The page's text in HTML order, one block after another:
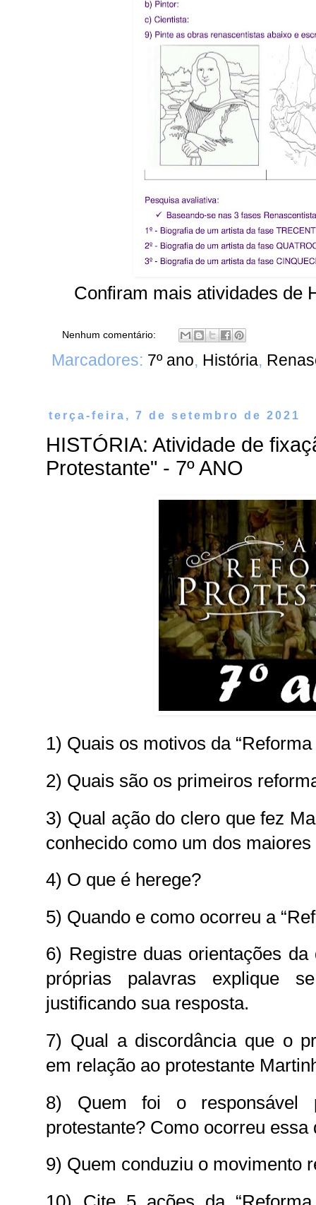
Confiram mais atividades de
Nenhum comentário:
Marcadores: 7º ano, História,
terça-feira, 7 de setembro de 2021
HISTÓRIA: Atividade de
Protestante" - 7º ANO
1) Quais os motivos da
2) Quais são os primeiros
3) Qual ação do clero que fez
conhecido como um dos
4) O que é herege?
5) Quando e como ocorreu a
6) Registre duas orientações
próprias palavras explique
justificando sua resposta.
7) Qual a discordância que o
em relação ao protestante
8) Quem foi o responsável
protestante? Como ocorreu essa
9) Quem conduziu o movimento